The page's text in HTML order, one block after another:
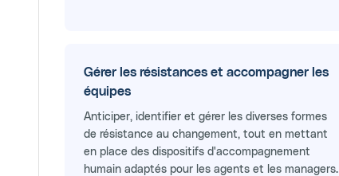
Gérer les résistances et accompagner les
équipes
Anticiper, identifier et gérer les diverses formes
de résistance au changement, tout en mettant
en place des dispositifs d'accompagnement
humain adaptés pour les agents et les managers.